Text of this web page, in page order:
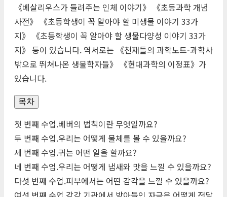
《베살리우스가 들려주는 인체 이야기》 《초등과학 개념
사전》 《초등학생이 꼭 알아야 할 미생물 이야기 33가
지》 《초등학생이 꼭 알아야 할 생물다양성 이야기 33가
지》 등이 있습니다. 역서로는 《천재들의 과학노트-과학사
밖으로 뛰쳐나온 생물학자들》 《현대과학의 이정표》가
있습니다.
목차
첫 번째 수업.베버의 법칙이란 무엇일까요?
두 번째 수업.우리는 어떻게 물체를 볼 수 있을까요?
세 번째 수업.귀는 어떤 일을 할까요?
네 번째 수업.우리는 어떻게 냄새와 맛을 느낄 수 있을까요?
다섯 번째 수업.피부에서는 어떤 감각을 느낄 수 있을까요?